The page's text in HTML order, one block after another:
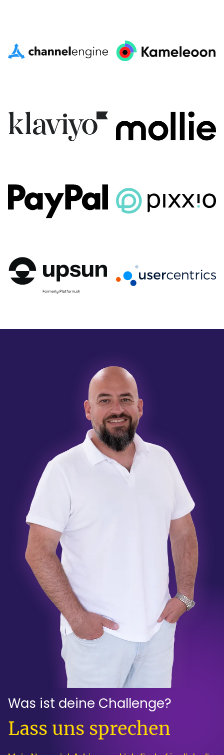
Was ist deine Challenge?
Lass uns sprechen